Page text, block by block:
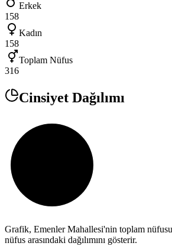
Erkek
158
Kadın
158
Toplam Nüfus
316
Cinsiyet Dağılımı
Grafik, EmenlerMahallesi'nin toplam
nüfus arasındaki dağılımını gösterir.